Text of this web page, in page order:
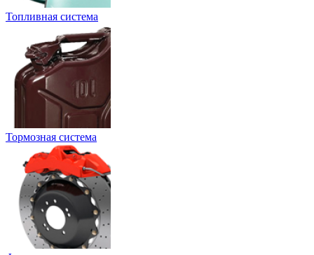
Топливная система
Тормозная система